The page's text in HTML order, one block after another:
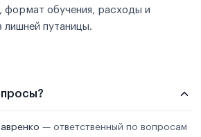
формат обучения, расходы и
лишней путаницы.
— ответственный по вопросам